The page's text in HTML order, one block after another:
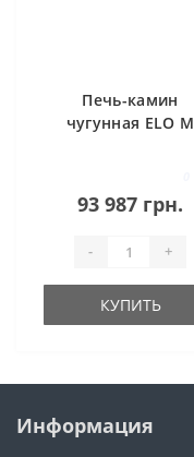
Печь-камин
чугунная ELO M
93 987 грн.
- +
КУПИТЬ
Информация